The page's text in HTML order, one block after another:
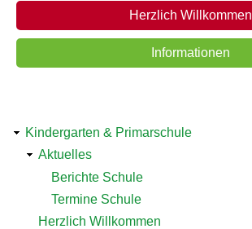
Schule Herzlich Willkommen
Informationen
Detailnavigation
Bildung
Kindergarten & Primarschule
Aktuelles
Berichte Schule
Termine Schule
Herzlich Willkommen